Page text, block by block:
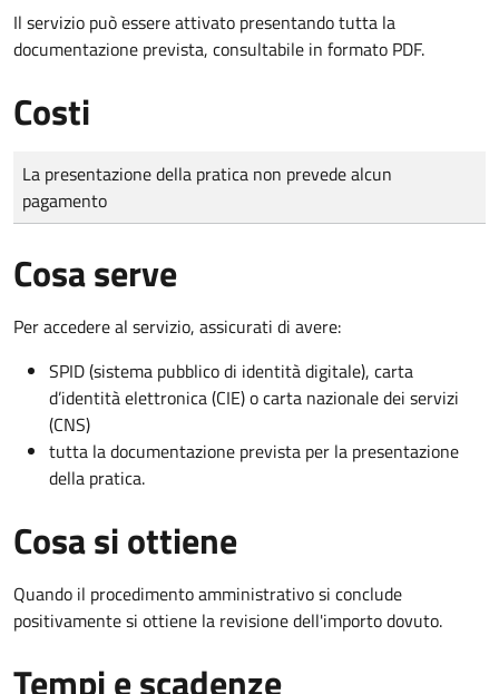
Il servizio può essere attivato presentando tutta la
documentazione prevista, consultabile in formato PDF.
Costi
Tipo di pagamento
Importo
La presentazione della pratica non prevede alcun
pagamento
Cosa serve
Per accedere al servizio, assicurati di avere:
SPID (sistema pubblico di identità digitale), carta
d’identità elettronica (CIE) o carta nazionale dei servizi
(CNS)
tutta la documentazione prevista per la presentazione
della pratica.
Cosa si ottiene
Quando il procedimento amministrativo si conclude
positivamente si ottiene la revisione dell'importo dovuto.
Tempi e scadenze